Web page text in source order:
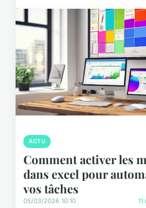
ACTU
Comment activer les
dans excel pour
vos tâches
05/03/2026 10:10